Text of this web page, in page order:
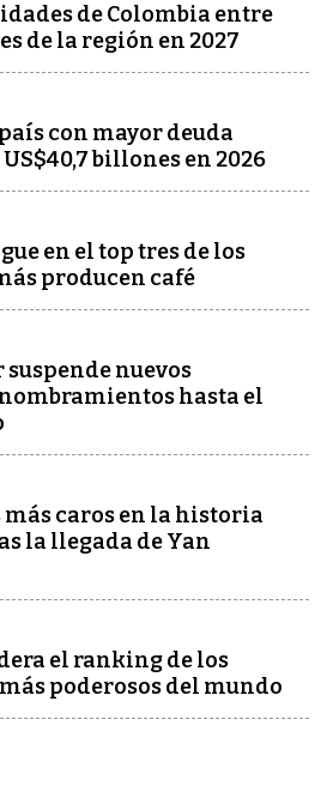
de Colombia entre
de la región en 2027
país con mayor deuda
billones en 2026
en el top tres de los
producen café
nuevos
hasta el
más caros en la historia
la llegada de Yan
el ranking de los
poderosos del mundo